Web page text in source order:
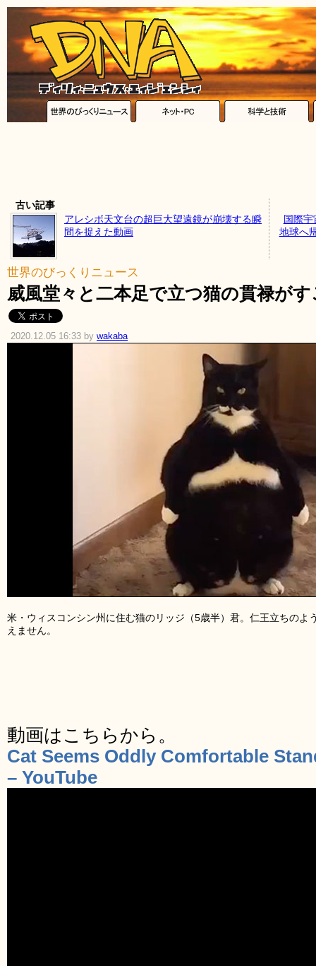
古い記事
アレシボ天文台の超巨大望遠鏡が崩壊する瞬
間を捉えた動画
国際
地球へ
世界のびっくりニュース
威風堂々と二本足で立つ猫の貫禄が
2020.12.05 16:33 by wakaba
米・ウィスコンシン州に住む猫のリッジ（5歳半）君。仁王立ちのよ
えません。
動画はこちらから。
Cat Seems Oddly Comfortable
– YouTube